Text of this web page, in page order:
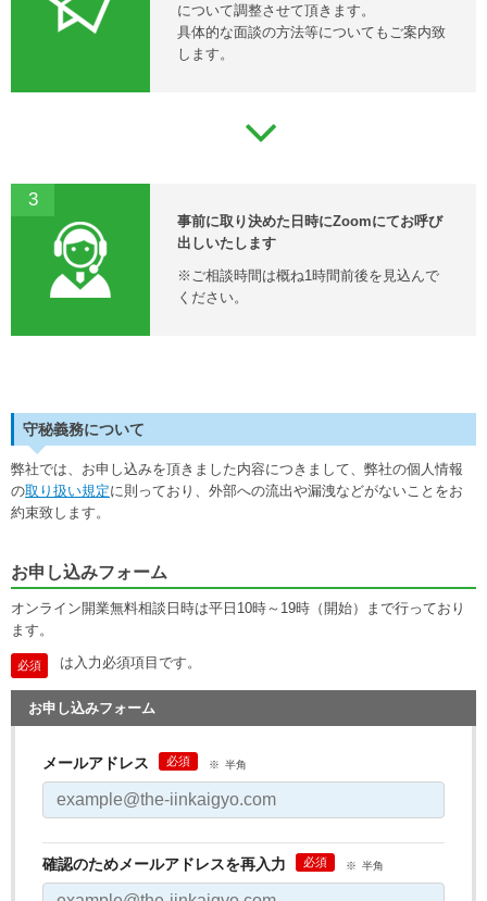
について調整させて頂きます。
具体的な面談の方法等についてもご案内致
します。
3
事前に取り決めた日時にZoomにてお呼び
出しいたします
※ご相談時間は概ね1時間前後を見込んで
ください。
守秘義務について
弊社では、お申し込みを頂きました内容につきまして、弊社の個人情報
の取り扱い規定に則っており、外部への流出や漏洩などがないことをお
約束致します。
お申し込みフォーム
オンライン開業無料相談日時は平日10時～19時（開始）まで行っており
ます。
は入力必須項目です。
お申し込みフォーム
メールアドレス 半角
確認のためメールアドレスを再入力 半角